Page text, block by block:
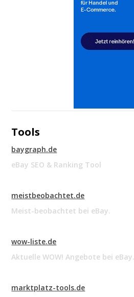
Tools
baygraph.de
eBay SEO & Ranking Tool
meistbeobachtet.de
Meist-beobachtet bei eBay.
wow-liste.de
Aktuelle WOW! Angebote bei eBay.
marktplatz-tools.de